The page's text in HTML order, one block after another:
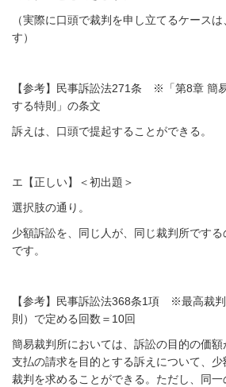
（実際に口頭で裁判を申し立てるケース
す）
【参考】民事訴訟法271条 ※「第8章 簡
する特則」の条文
訴えは、口頭で提起することができる。
エ【正しい】＜初出題＞
選択肢の通り。
少額訴訟を、同じ人が、同じ裁判所です
です。
【参考】民事訴訟法368条1項 ※最高裁
則）で定める回数＝10回
簡易裁判所においては、訴訟の目的の価
支払の請求を目的とする訴えについて、
裁判を求めることができる。ただし、同